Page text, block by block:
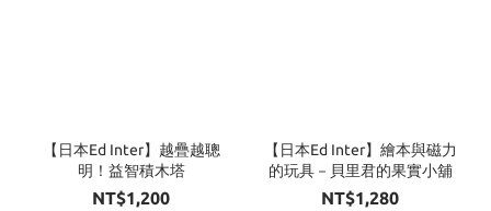
【日本Ed Inter】越疊越聰
明！益智積木塔
NT$1,200
【日本Ed Inter】繪本與磁力
的玩具－貝里君的果實小舖
NT$1,280